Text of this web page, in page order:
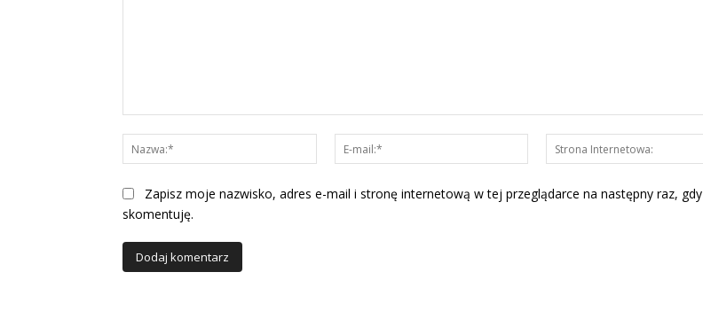
Nazwa:*
mail:*
Zapisz moje nazwisko, adres e-mail i stronę internetową w tej przeglądarce na następny raz, gdy
skomentuję.